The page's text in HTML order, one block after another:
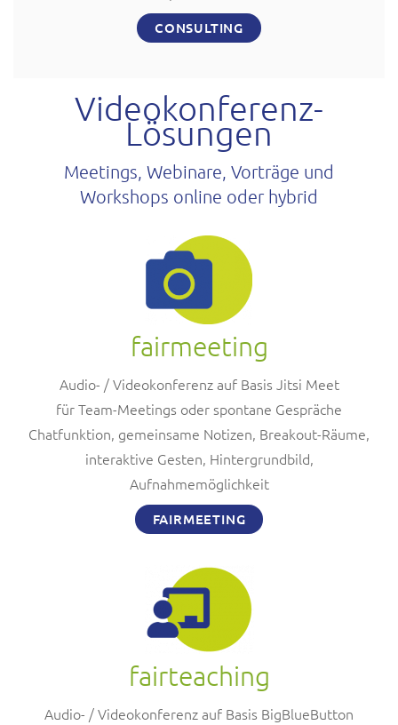
CONSULTING
Videokonferenz-
Lösungen
Meetings, Webinare, Vorträge und
Workshops online oder hybrid
fairmeeting
Audio- / Videokonferenz auf Basis Jitsi Meet
für Team-Meetings oder spontane Gespräche
Chatfunktion, gemeinsame Notizen, Breakout-Räume,
interaktive Gesten, Hintergrundbild,
Aufnahmemöglichkeit
FAIRMEETING
fairteaching
Audio- / Videokonferenz auf Basis BigBlueButton